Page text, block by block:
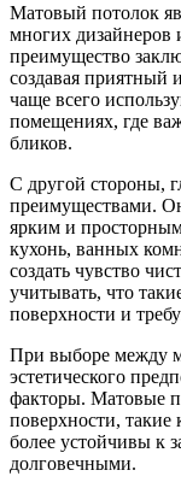
Матовый потолок
многих дизайнеров
преимущество
создавая приятный
чаще всего
помещениях, где
бликов.
С другой стороны,
преимуществами.
ярким и
кухонь, ванных
создать чувство
учитывать, что
поверхности и
При выборе между
эстетического
факторы. Матовые
поверхности,
более устойчивы к
долговечными.